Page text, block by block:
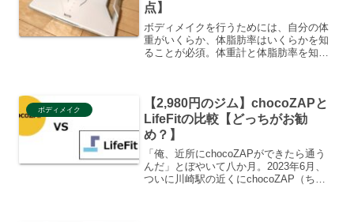
点】
ボディメイクを行うためには、自分の体
重がいくらか、体脂肪率はいくらかを知
ることが必須。体重計と体脂肪率を知り
ている。というわけ...
ボディメイク
【2,980円のジム】chocoZAPと
LifeFitの比較【どっちがお勧
め？】
「俺、近所にchocoZAPができたら通う
んだ」とぼやいて八か月。2023年6月、
ついに川崎駅の近くにchocoZAP（ちょ